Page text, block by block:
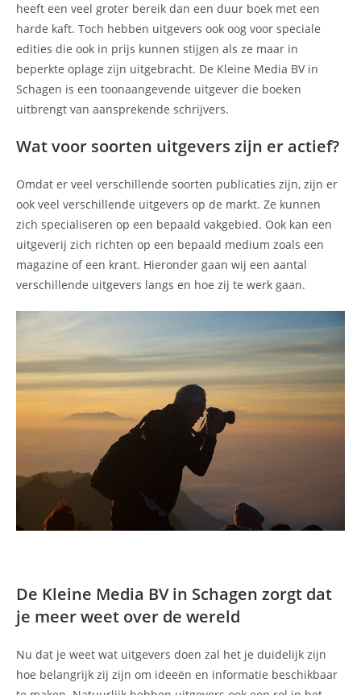
heeft een veel groter bereik dan een duur boek met een
harde kaft. Toch hebben uitgevers ook oog voor speciale
edities die ook in prijs kunnen stijgen als ze maar in
beperkte oplage zijn uitgebracht. De Kleine Media BV in
Schagen is een toonaangevende uitgever die boeken
uitbrengt van aansprekende schrijvers.
Wat voor soorten uitgevers zijn er actief?
Omdat er veel verschillende soorten publicaties zijn, zijn er
ook veel verschillende uitgevers op de markt. Ze kunnen
zich specialiseren op een bepaald vakgebied. Ook kan een
uitgeverij zich richten op een bepaald medium zoals een
magazine of een krant. Hieronder gaan wij een aantal
verschillende uitgevers langs en hoe zij te werk gaan.
De Kleine Media BV in Schagen zorgt dat
je meer weet over de wereld
Nu dat je weet wat uitgevers doen zal het je duidelijk zijn
hoe belangrijk zij zijn om ideeën en informatie beschikbaar